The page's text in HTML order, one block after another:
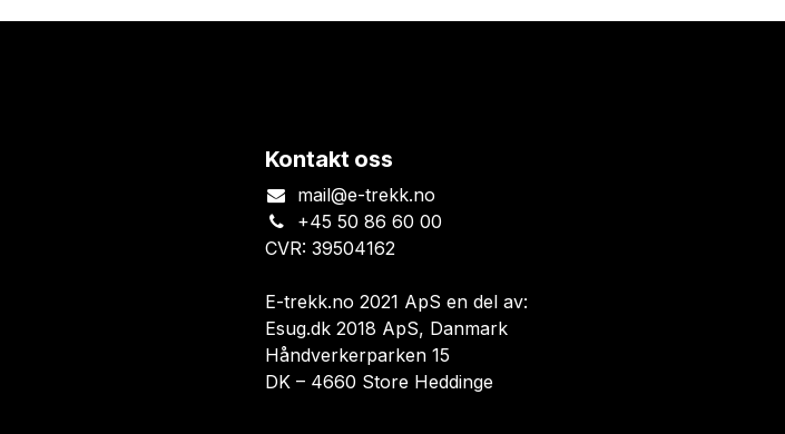
Kontakt oss
mail@e-trekk.no
+45 50 86 60 00
CVR: 39504162
E-trekk.no 2021 ApS en del av:
Esug.dk 2018 ApS, Danmark
Håndverkerparken 15
DK – 4660 Store Heddinge